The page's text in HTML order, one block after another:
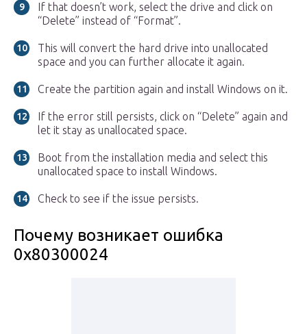
If that doesn’t work, select the drive and click on
“Delete” instead of “Format”.
This will convert the hard drive into unallocated
space and you can further allocate it again.
Create the partition again and install Windows on it.
If the error still persists, click on “Delete” again and
let it stay as unallocated space.
Boot from the installation media and select this
unallocated space to install Windows.
Check to see if the issue persists.
Почему возникает ошибка
0x80300024